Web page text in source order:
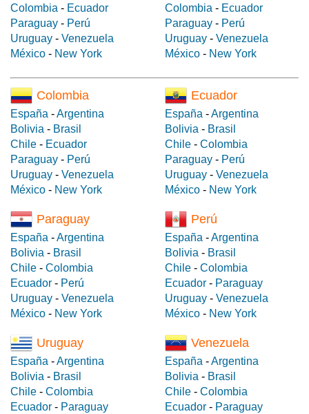
Colombia - Ecuador
Paraguay - Perú
Uruguay - Venezuela
México - New York
Colombia - Ecuador
Paraguay - Perú
Uruguay - Venezuela
México - New York
Colombia
España -Argentina
Bolivia - Brasil
Chile - Ecuador
Paraguay - Perú
Uruguay - Venezuela
México - New York
Ecuador
España -Argentina
Bolivia - Brasil
Chile - Colombia
Paraguay - Perú
Uruguay - Venezuela
México - New York
Paraguay
España -Argentina
Bolivia - Brasil
Chile - Colombia
Ecuador - Perú
Uruguay - Venezuela
México - New York
Perú
España -Argentina
Bolivia - Brasil
Chile - Colombia
Ecuador - Paraguay
Uruguay - Venezuela
México - New York
Uruguay
España -Argentina
Bolivia - Brasil
Chile - Colombia
Ecuador - Paraguay
Venezuela
España -Argentina
Bolivia - Brasil
Chile - Colombia
Ecuador - Paraguay